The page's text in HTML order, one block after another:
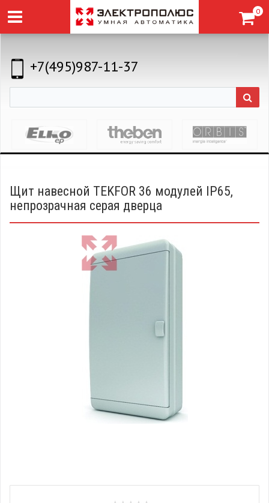
0
+7(495)987-11-37
Щит навесной TEKFOR 36 модулей IP65,
непрозрачная серая дверца